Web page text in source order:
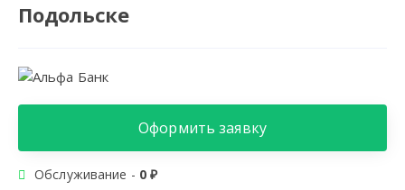
Подольске
Оформить заявку
Обслуживание - 0 ₽